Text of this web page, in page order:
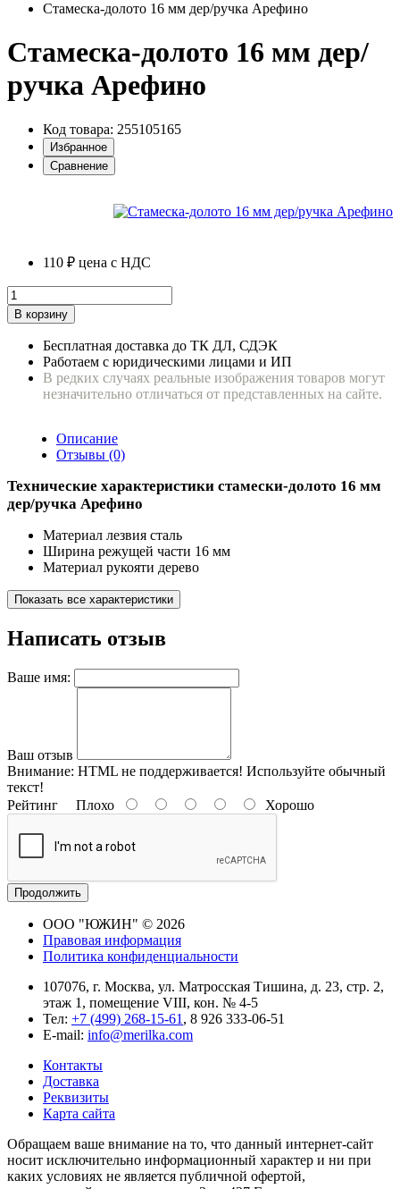
Стамеска-долото 16 мм дер/ручка Арефино
Стамеска-долото 16 мм дер/
ручка Арефино
Код товара: 255105165
Избранное
Сравнение
110 ₽ цена с НДС
В корзину
Бесплатная доставка до ТК ДЛ, СДЭК
Работаем с юридическими лицами и ИП
В редких случаях реальные изображения товаров могут
незначительно отличаться от представленных на сайте.
Описание
Отзывы (0)
Технические характеристики стамески-долото 16 мм
дер/ручка Арефино
Материал лезвия сталь
Ширина режущей части 16 мм
Материал рукояти дерево
Показать все характеристики
Написать отзыв
Ваше имя:
Ваш отзыв
Внимание: HTML не поддерживается! Используйте обычный
текст!
Рейтинг Плохо Хорошо
Продолжить
ООО "ЮЖИН" © 2026
Правовая информация
Политика конфиденциальности
107076, г. Москва, ул. Матросская Тишина, д. 23, стр. 2,
этаж 1, помещение VIII, кон. № 4-5
Тел: +7 (499) 268-15-61 , 8 926 333-06-51
E-mail: info@merilka.com
Контакты
Доставка
Реквизиты
Карта сайта
Обращаем ваше внимание на то, что данный интернет-сайт
носит исключительно информационный характер и ни при
каких условиях не является публичной офертой,